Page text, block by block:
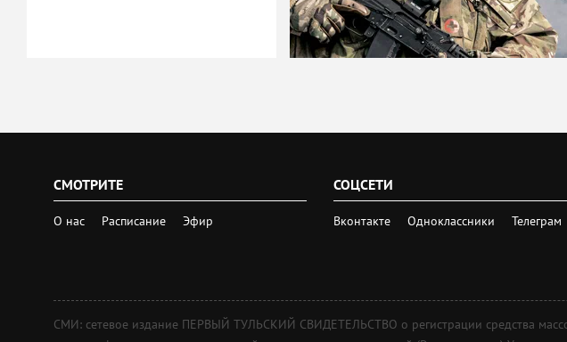
СМОТРИТЕ
О нас Расписание Эфир
СОЦСЕТИ
Вконтакте Одноклассники Телеграм
СМИ: сетевое издание ПЕРВЫЙ ТУЛЬСКИЙ СВИДЕТЕЛЬСТВО о регистрации средства